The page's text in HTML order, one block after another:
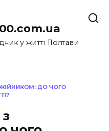
у житті Полтави
ДО ЧОГО